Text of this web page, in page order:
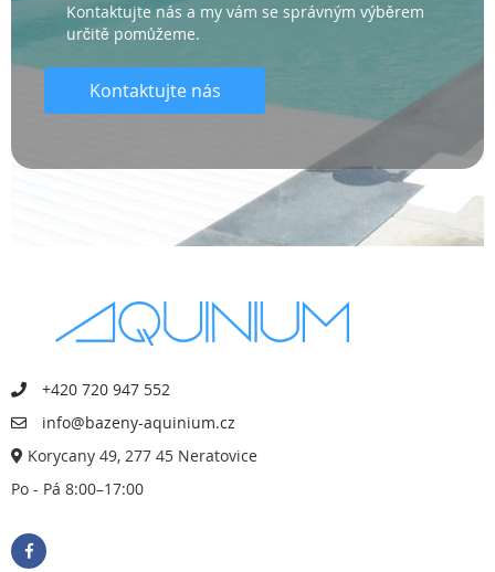
Kontaktujte nás a my vám se správným výběrem
určitě pomůžeme.
Kontaktujte nás
+420 720 947 552
info@bazeny-aquinium.cz
Korycany 49, 277 45 Neratovice
Po - Pá 8:00–17:00